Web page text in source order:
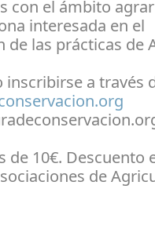
con el ámbito
interesada en el
de las prácticas de
a través
de 10€. Descuento
de